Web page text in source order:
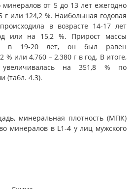
от 5 до 13 лет ежегодно
г или 124,2 %. Наибольшая годовая
в возрасте 14-17 лет
или на 15,2 %. Прирост массы
в 19-20 лет, он был равен
% или 4,760 – 2,380 г в год. В итоге,
увеличивалась на 351,8 % по
(табл. 4.3).
минеральная плотность (МПК)
минералов в L1-4 у лиц мужского